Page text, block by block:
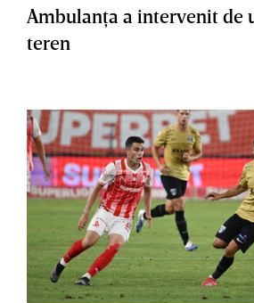
Ambulanţa a intervenit de
teren